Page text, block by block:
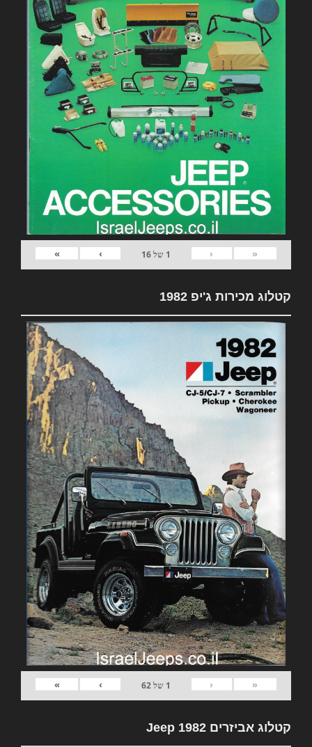
«
‹
1 של16
›
»
קטלוג מכירות ג'יפ 1982
«
‹
1 של62
›
»
קטלוג אביזרים 1982 Jeep